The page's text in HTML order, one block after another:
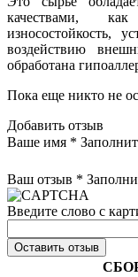
качествами,
износостойкость,
воздействию
обработана
Пока еще никто не
Добавить отзыв
Ваше имя *
Ваш отзыв *
Введите слово с
Оставить отзыв